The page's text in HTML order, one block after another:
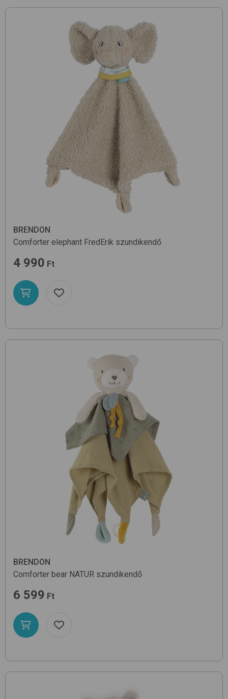
BRENDON
Comforter elephant FredErik szundikendő
4 990 Ft
BRENDON
Comforter bear NATUR szundikendő
6 599 Ft